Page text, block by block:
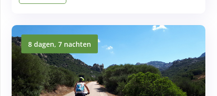
8 dagen, 7 nachten